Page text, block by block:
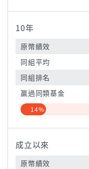
10年
原幣績效
同組平均
同組排名
贏過同類基金
14%
成立以來
原幣績效